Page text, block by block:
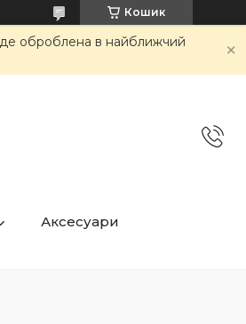
Кошик
оброблена в найближчий
Аксесуари